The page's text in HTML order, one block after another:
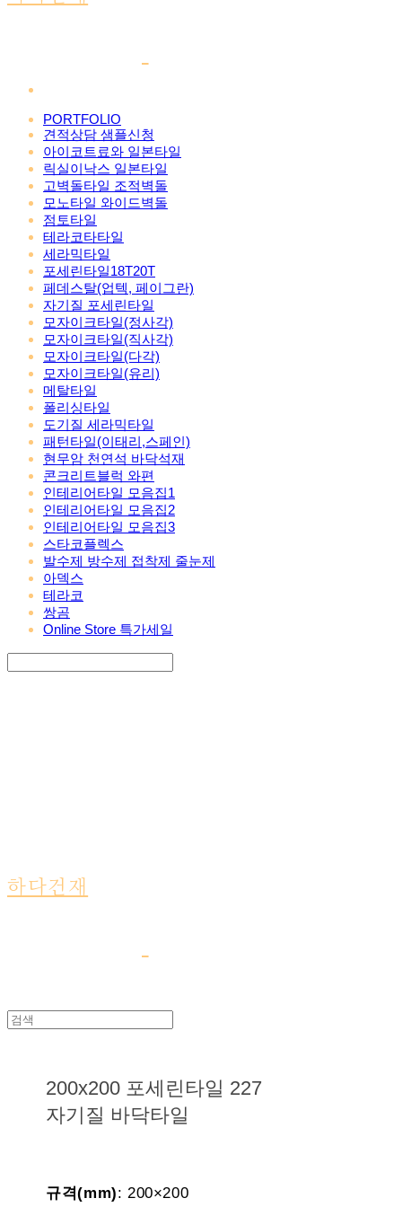
PORTFOLIO
견적상담 샘플신청
아이코트료와 일본타일
릭실이낙스 일본타일
고벽돌타일 조적벽돌
모노타일 와이드벽돌
점토타일
테라코타타일
세라믹타일
포세린타일18T20T
페데스탈(업텍, 페이그란)
자기질 포세린타일
모자이크타일(정사각)
모자이크타일(직사각)
모자이크타일(다각)
모자이크타일(유리)
메탈타일
폴리싱타일
도기질 세라믹타일
패턴타일(이태리,스페인)
현무암 천연석 바닥석재
콘크리트블럭 와편
인테리어타일 모음집1
인테리어타일 모음집2
인테리어타일 모음집3
스타코플렉스
발수제 방수제 접착제 줄눈제
아덱스
테라코
쌍곰
Online Store 특가세일
하다건재
200x200 포세린타일 227
자기질 바닥타일
규격(mm): 200×200